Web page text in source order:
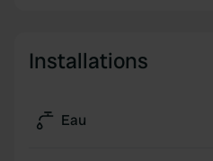
Installations
Eau